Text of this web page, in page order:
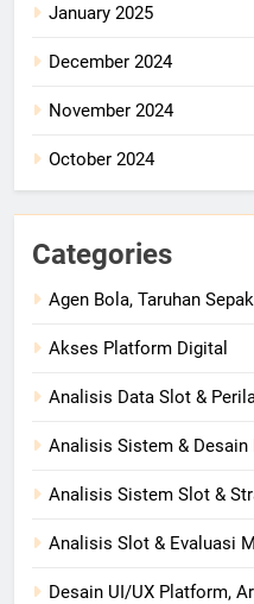
January 2025
December 2024
November 2024
October 2024
Categories
Agen Bola, Taruhan
Akses Platform Digital
Analisis Data Slot &
Analisis Sistem & Desain
Analisis Sistem Slot &
Analisis Slot & Evaluasi
Desain UI/UX Platform,